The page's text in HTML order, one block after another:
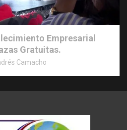
Empresarial
Gratuitas.
Camacho